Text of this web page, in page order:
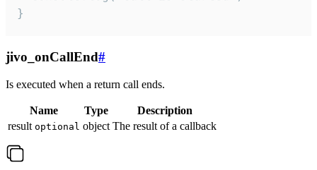
}
jivo_onCallEnd#
Is executed when a return call ends.
Name Type
Description
result optional object The result of a callback